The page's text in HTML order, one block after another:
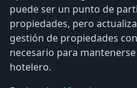
puede ser un punto de
propiedades, pero
gestión de propiedades
necesario para
hotelero.